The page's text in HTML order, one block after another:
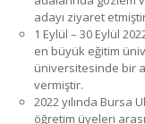
adayı ziyaret
1 Eylül – 30 Eylül
en büyük eğitim
üniversitesinde bir
vermiştir.
2022 yılında Bursa
öğretim üyeleri